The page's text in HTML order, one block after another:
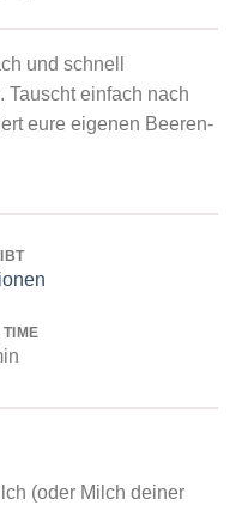
und schnell
Tauscht einfach nach
eure eigenen Beeren-
(oder Milch deiner